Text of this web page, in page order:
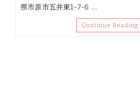
県市原市五井東1-7-6 …
Continue Reading…